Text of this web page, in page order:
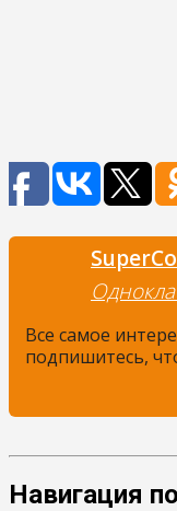
Все самое
подпишитесь,
Навигация